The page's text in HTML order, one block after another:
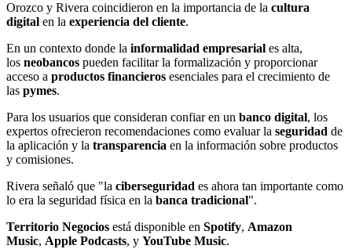
Orozco y Rivera coincidieron en la importancia de la cultura
digital en la experiencia del cliente.
En un contexto donde la informalidad empresarial es alta,
los neobancos pueden facilitar la formalización y proporcionar
acceso a productos financieros esenciales para el crecimiento de
las pymes.
Para los usuarios que consideran confiar en un banco digital, los
expertos ofrecieron recomendaciones como evaluar la seguridad de
la aplicación y la transparencia en la información sobre productos
y comisiones.
Rivera señaló que "la ciberseguridad es ahora tan importante como
lo era la seguridad física en la banca tradicional".
Territorio Negocios está disponible en Spotify, Amazon
Music, Apple Podcasts, y YouTube Music.